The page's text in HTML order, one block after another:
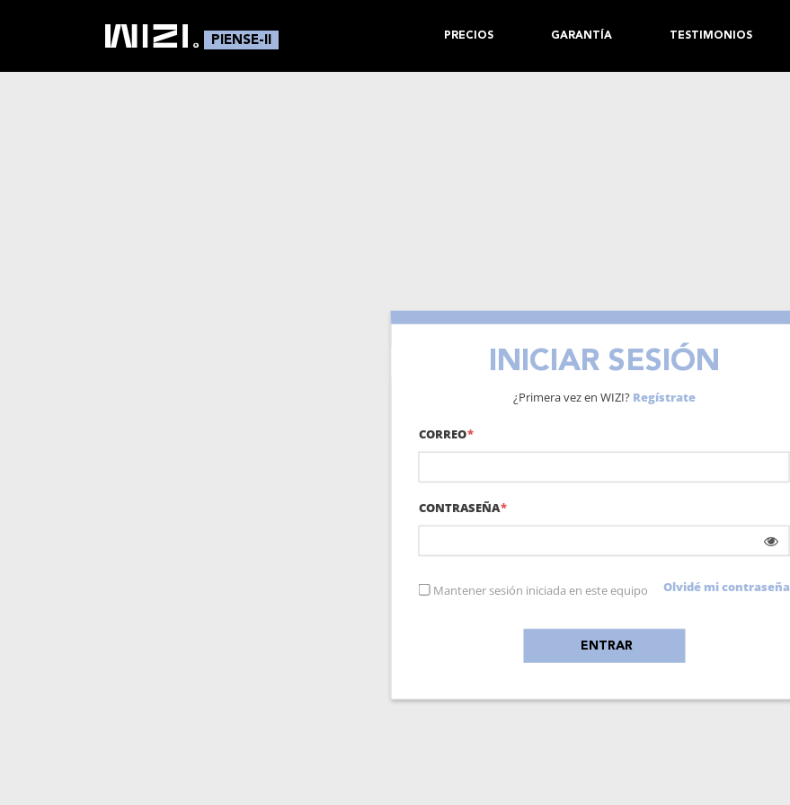
PIENSE-II PRECIOS GARANTÍA TESTIMONIOS
INICIAR SESIÓN
¿Primera vez en WIZI? Regístrate
CORREO
CONTRASEÑA
Mantener sesión iniciada en este equipo Olvidé mi contraseña